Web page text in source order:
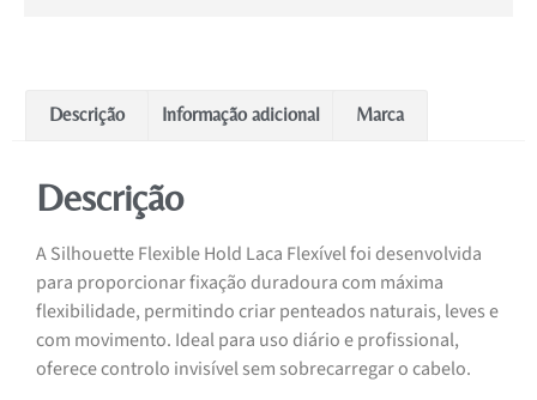
Descrição Informação adicional Marca
Descrição
A Silhouette Flexible Hold Laca Flexível foi desenvolvida
para proporcionar fixação duradoura com máxima
flexibilidade, permitindo criar penteados naturais, leves e
com movimento. Ideal para uso diário e profissional,
oferece controlo invisível sem sobrecarregar o cabelo.